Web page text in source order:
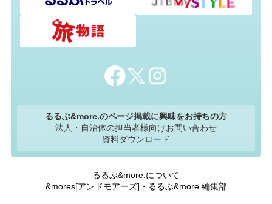
るるぶ&more.のページ掲載に興味をお持ちの方
法人・自治体の担当者様向けお問い合わせ
資料ダウンロード
るるぶ&more.について
&mores[アンドモアーズ]・るるぶ&more.編集部